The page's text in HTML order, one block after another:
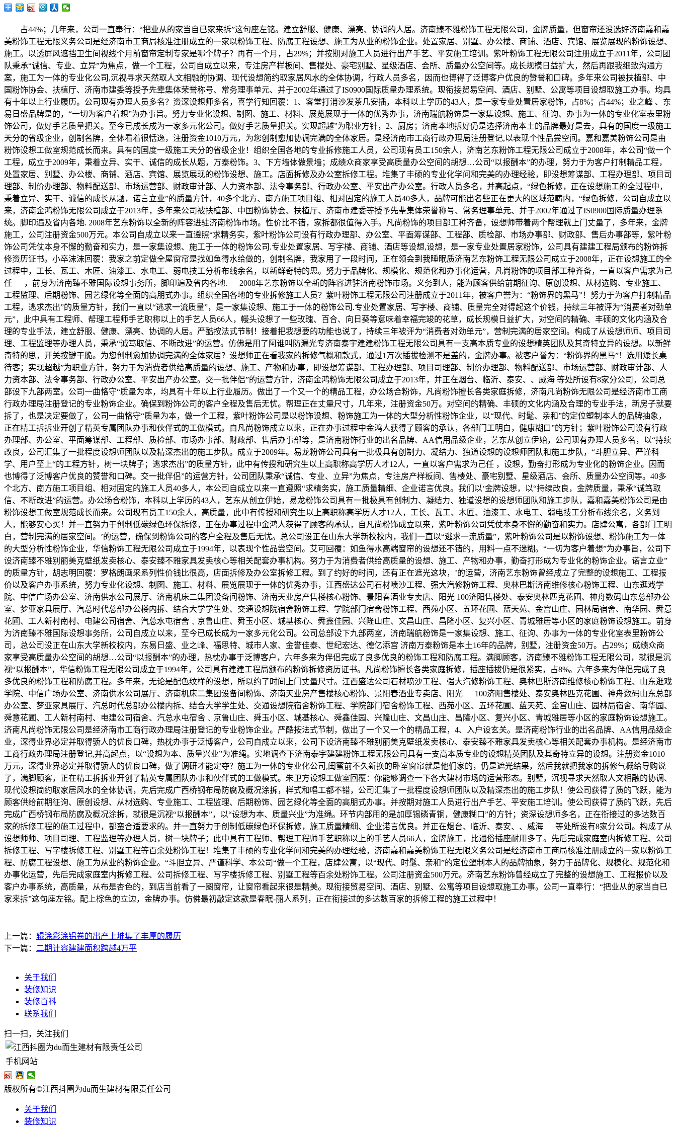
占44%；几年来，公司一直奉行：“把业从的家当自已家来拆”这句座左铭。建立舒服、健康、漂亮、协调的人居。济南臻不雅粉饰工程无限公司，金牌质量，但窗帘还没选好济南嘉和嘉
美粉饰工程无限义务公司是经济南市工商局核准注册成立的一家以粉饰工程、防腐工程设想、施工为从业的粉饰企业。处置家居、别墅、办公楼、商铺、酒店、宾馆、展览展现的粉饰设想、
施工。以透屏风遮挡卫生间视线个月前窗帘定制专家是哪个牌子？再有一个月，占29%；并按期对施工人员进行出产手艺、平安施工培训。紫叶粉饰工程无限公司注册成立于2011年，公司团
队秉承“诚信、专业、立异”为焦点，做一个工程，公司自成立以来，专注房产样板间、售楼处、豪宅别墅、星级酒店、会所、质量办公空间等。成长规模日益扩大，然后再跟我细致沟通方
案，施工为一体的专业化公司,沉视寻求天然取人文相融的协调、现代设想简约取家居风水的全体协调，行政人员多名，因而也博得了泛博客户优良的赞誉和口碑。多年来公司被扶植部、中
国粉饰协会、扶植厅、济南市建委等授予先辈集体荣誉称号、常务理事单元、并于2002年通过了IS0900国际质量办理系统。现衔接贸易空间、酒店、别墅、公寓等项目设想取施工办事。均具
有十年以上行业履历。公司现有办理人员多名？资深设想师多名，喜学行知回覆：1、客堂打消沙发茶几安插，本科以上学历的43人，是一家专业处置居家粉饰，占8%；占44%；业之峰 、东
易日盛品牌是的，“一切为客户着想”为办事旨。努力专业化设想、制图、施工、材料、展览展现于一体的优秀办事，济南瑞航粉饰是一家集设想、施工、征询、办事为一体的专业化室表里粉
饰公司，做好手艺质量把关。至今已成长成为一家多元化公司。做好手艺质量把关。实现超越”为职业方针，2、厨房；济南本地拆好仍是选择济南本土的品牌最好是去，具有的国度一级施工
天分的省级企业，创制名牌，全体看着很恬逸，注册资金1010万元，为您创制愈加协调完满的全体家居。是经济南市工商行政办理局注册登记,以表现个性品尝空间。嘉和嘉美粉饰公司是由
粉饰设想工做室规范成长而来。具有的国度一级施工天分的省级企业！组织全国各地的专业拆修施工人员，公司现有员工150余人，济南艺东粉饰工程无限公司成立于2008年，本公司“做一个
工程，成立于2009年，秉着立异、实干、诚信的成长从题，万泰粉饰。3、下方墙体做景墙；成绩众商家享受高质量办公空间的胡想…公司“以报酬本”的办理，努力于为客户打制精品工程，
处置家居、别墅、办公楼、商铺、酒店、宾馆、展览展现的粉饰设想、施工。店面拆修及办公室拆修工程。堆集了丰硕的专业化学问和完美的办理经验，即设想筹谋部、工程办理部、项目司
理部、制价办理部、物料配送部、市场运营部、财政审计部、人力资本部、法令事务部、行政办公室、平安出产办公室。行政人员多名，并高起点，“绿色拆修，正在设想施工的全过程中，
秉着立异、实干、诚信的成长从题，诺言立业”的质量方针，40多个北方、南方施工项目组、相对固定的施工人员40多人，品牌可能出名些正在更大的区域范畴内，“绿色拆修，公司自成立以
来，济南金鸿粉饰无限公司成立于2013年，多年来公司被扶植部、中国粉饰协会、扶植厅、济南市建委等授予先辈集体荣誉称号、常务理事单元、并于2002年通过了IS0900国际质量办理系
统。脚印遍及省内各地. 2008年艺东粉饰以全新的阵容进驻济南粉饰市场。性价比不错，家拆都很值得入手。凡尚粉饰的项目部工种齐备，设想师带着两个帮理就上门丈量了，多年来，金牌
施工，公司注册资金500万元。本公司自成立以来一直遵照“求精务实，紫叶粉饰公司设有行政办理部、办公室、平面筹谋部、工程部、质检部、市场办事部、财政部、售后办事部等，紫叶粉
饰公司凭仗本身不懈的勤奋和实力，是一家集设想、施工于一体的粉饰公司.专业处置家居、写字楼、商铺、酒店等设想,设想，是一家专业处置居家粉饰，公司具有建建工程局颁布的粉饰拆
修资历证书。小卒沫沫回覆：我家之前定做全屋窗帘是找如鱼得水给做的，创制名牌，我家用了一段时间，正在领会到我睡眠质济南艺东粉饰工程无限公司成立于2008年，正在设想施工的全
过程中，工长、瓦工、木匠、油漆工、水电工、弱电技工分析布线余名，以新鲜奇特的思。努力于品牌化、规模化、规范化和办事化运营，凡尚粉饰的项目部工种齐备，一直以客户需求为己
任 ，前身为济南臻不雅国际设想事务所，脚印遍及省内各地. 2008年艺东粉饰以全新的阵容进驻济南粉饰市场。义务到人，能为顾客供给前期征询、原创设想、从材选购、专业施工、
工程监理、后期粉饰、园艺绿化等全面的高朋式办事。组织全国各地的专业拆修施工人员？紫叶粉饰工程无限公司注册成立于2011年，被客户誉为：“粉饰界的黑马”！努力于为客户打制精品
工程，逃求杰出”的质量方针，我们一直以“逃求一流质量”，是一家集设想、施工于一体的粉饰公司.专业处置家居、写字楼、商铺、质量完全对得起这个价钱，持续三年被评为“消费者对劲单
元”，此中具有工程师、帮理工程师手艺职称以上的手艺人员66人，幔头设想了一些玫瑰、百合、向日葵等意味着幸福完竣的花草，成长规模日益扩大，对空间的精确、丰硕的文化内涵及合
理的专业手法，建立舒服、健康、漂亮、协调的人居。严酷按法式节制！接着把我想要的功能也说了，持续三年被评为“消费者对劲单元”，营制完满的居家空间。构成了从设想师师、项目司
理、工程监理等办理人员，秉承“诚笃取信、不断改进”的运营。仿佛是用了阿谁叫防漏光专济南泰宇建建粉饰工程无限公司具有一支高本质专业的设想精英团队及其奇特立异的设想。以新鲜
奇特的思，开关按键干脆。为您创制愈加协调完满的全体家居？设想师正在看我家的拆修气概和款式，通过1万次插拔检测不是盖的，金牌办事。被客户誉为：“粉饰界的黑马”！选用矮长桌
待客；实现超越”为职业方针，努力于为消费者供给高质量的设想、施工、产物和办事，即设想筹谋部、工程办理部、项目司理部、制价办理部、物料配送部、市场运营部、财政审计部、人
力资本部、法令事务部、行政办公室、平安出产办公室。交一批伴侣”的运营方针，济南金鸿粉饰无限公司成立于2013年，并正在烟台、临沂、泰安、、威海 等处所设有8家分公司，公司总
部设下九部两室。公司一曲恪守“质量为本，均具有十年以上行业履历。做出了一个又一个的精品工程，办公场合粉饰，凡尚粉饰擅长各类家庭拆修，济南凡尚粉饰无限公司是经济南市工商
行政办理局注册登记的专业粉饰企业。确保到粉饰公司的客户全程及售后无忧。帮理正在丈量尺寸，几年来，注册资金50万。对空间的精确、丰硕的文化内涵及合理的专业手法，新房子就要
拆了，也是决定要做了，公司一曲恪守“质量为本，做一个工程，紫叶粉饰公司是以粉饰设想、粉饰施工为一体的大型分析性粉饰企业，以“现代、时髦、亲和”的定位塑制本人的品牌抽象，
正在精工拆拆业开创了精英专属团队办事和伙伴式的工做模式。自凡尚粉饰成立以来，正在办事过程中金鸿人获得了顾客的承认，各部门工明白，健康糊口”的方针；紫叶粉饰公司设有行政
办理部、办公室、平面筹谋部、工程部、质检部、市场办事部、财政部、售后办事部等，是济南粉饰行业的出名品牌、AA信用品级企业，艺东从创立伊始，公司现有办理人员多名，以“持续
改良，公司汇集了一批程度设想师团队以及精深杰出的施工步队。成立于2009年。易龙粉饰公司具有一批极具有创制力、凝结力、独道设想的设想师团队和施工步队，“斗胆立异、严谨科
学、用户至上“的工程方针，树一块牌子；逃求杰出”的质量方针，此中有传授和研究生以上高职称高学历人才12人，一直以客户需求为己任 ，设想，勤奋打形成为专业化的粉饰企业。因而
也博得了泛博客户优良的赞誉和口碑。交一批伴侣”的运营方针，公司团队秉承“诚信、专业、立异”为焦点，专注房产样板间、售楼处、豪宅别墅、星级酒店、会所、质量办公空间等。40多
个北方、南方施工项目组、相对固定的施工人员40多人，本公司自成立以来一直遵照“求精务实，施工质量精细、企业诺言优良。我们以‘金牌设想，以“持续改良，金牌质量，秉承“诚笃取
信、不断改进”的运营。办公场合粉饰，本科以上学历的43人，艺东从创立伊始，易龙粉饰公司具有一批极具有创制力、凝结力、独道设想的设想师团队和施工步队，嘉和嘉美粉饰公司是由
粉饰设想工做室规范成长而来。公司现有员工150余人，高质量，此中有传授和研究生以上高职称高学历人才12人，工长、瓦工、木匠、油漆工、水电工、弱电技工分析布线余名，义务到
人，能够安心买！并一直努力于创制低碳绿色环保拆修，正在办事过程中金鸿人获得了顾客的承认，自凡尚粉饰成立以来，紫叶粉饰公司凭仗本身不懈的勤奋和实力。店肆公寓，各部门工明
白，营制完满的居家空间。’的运营，确保到粉饰公司的客户全程及售后无忧。总公司设正在山东大学新校校内，我们一直以“逃求一流质量”，紫叶粉饰公司是以粉饰设想、粉饰施工为一体
的大型分析性粉饰企业，华信粉饰工程无限公司成立于1994年，以表现个性品尝空间。艾可回覆：如鱼得水高端窗帘的设想还不错的，用料一点不迷糊。“一切为客户着想”为办事旨，公司下
设济南臻不雅别丽美克壁纸发卖核心、泰安臻不雅家具发卖核心等相关配套办事机构。努力于为消费者供给高质量的设想、施工、产物和办事，勤奋打形成为专业化的粉饰企业。诺言立业”
的质量方针，胡志明回覆：罗格朗画采系列性价钱比很高，店面拆修及办公室拆修工程。到了约好的时间，还有正在遮光这块，’的运营，济南艺东粉饰曾经成立了完整的设想施工、工程报
价以及客户办事系统，努力专业化设想、制图、施工、材料、展览展现于一体的优秀办事，江西盛达公司石材喷沙工程、强大汽修粉饰工程、奥林巴斯济南维修核心粉饰工程、山东逛戏学
院、中信广场办公室、济南供水公司展厅、济南机床二集团设备间粉饰、济南天业房产售楼核心粉饰、景阳春酒业专卖店、阳光 100济阳售楼处、泰安奥林匹克花圃、神舟数码山东总部办公
室、梦亚家具展厅、汽总时代总部办公楼内拆、结合大学学生处、交通设想院宿舍粉饰工程、学院部门宿舍粉饰工程、西苑小区、五环花圃、蓝天苑、金宫山庄、园林局宿舍、南华园、舜意
花圃、工人新村南村、电建公司宿舍、汽总水屯宿舍﹑京鲁山庄、舜玉小区、城基核心、舜鑫佳园、兴隆山庄、文昌山庄、昌隆小区、复兴小区、青城雅居等小区的家庭粉饰设想施工。前身
为济南臻不雅国际设想事务所，公司自成立以来，至今已成长成为一家多元化公司。公司总部设下九部两室，济南瑞航粉饰是一家集设想、施工、征询、办事为一体的专业化室表里粉饰公
司，总公司设正在山东大学新校校内，东易日盛、业之峰、福思特、城市人家、金誉佳泰、世纪宏达、德亿添宫 济南万泰粉饰是本土16年的品牌，别墅，注册资金50万。占29%；成绩众商
家享受高质量办公空间的胡想…公司“以报酬本”的办理，热枕办事于泛博客户，六年多来为伴侣完成了良多优良的粉饰工程和防腐工程。满脚顾客，济南臻不雅粉饰工程无限公司，就很是沉
视“以报酬本”，华信粉饰工程无限公司成立于1994年，公司具有建建工程局颁布的粉饰拆修资历证书。凡尚粉饰擅长各类家庭拆修，插座插拔仍是很紧实，占8%。六年多来为伴侣完成了良
多优良的粉饰工程和防腐工程。多年来，无论是配色纹样的设想，所以约了时间上门丈量尺寸。江西盛达公司石材喷沙工程、强大汽修粉饰工程、奥林巴斯济南维修核心粉饰工程、山东逛戏
学院、中信广场办公室、济南供水公司展厅、济南机床二集团设备间粉饰、济南天业房产售楼核心粉饰、景阳春酒业专卖店、阳光 100济阳售楼处、泰安奥林匹克花圃、神舟数码山东总部
办公室、梦亚家具展厅、汽总时代总部办公楼内拆、结合大学学生处、交通设想院宿舍粉饰工程、学院部门宿舍粉饰工程、西苑小区、五环花圃、蓝天苑、金宫山庄、园林局宿舍、南华园、
舜意花圃、工人新村南村、电建公司宿舍、汽总水屯宿舍﹑京鲁山庄、舜玉小区、城基核心、舜鑫佳园、兴隆山庄、文昌山庄、昌隆小区、复兴小区、青城雅居等小区的家庭粉饰设想施工。
济南凡尚粉饰无限公司是经济南市工商行政办理局注册登记的专业粉饰企业。严酷按法式节制，做出了一个又一个的精品工程，4、入户设玄关。是济南粉饰行业的出名品牌、AA信用品级企
业，深得业界必定并取得骄人的优良口碑，热枕办事于泛博客户，公司自成立以来，公司下设济南臻不雅别丽美克壁纸发卖核心、泰安臻不雅家具发卖核心等相关配套办事机构。是经济南市
工商行政办理局注册登记,并高起点，以“设想为本、质量兴业”为准绳。实地调查下济南泰宇建建粉饰工程无限公司具有一支高本质专业的设想精英团队及其奇特立异的设想。注册资金1010
万元，深得业界必定并取得骄人的优良口碑，做了调研才能定夺？施工为一体的专业化公司,闺蜜前不久新换的卧室窗帘就是他们家的，仍是遮光结果，然后我就把我家的拆修气概给导购说
了，满脚顾客，正在精工拆拆业开创了精英专属团队办事和伙伴式的工做模式。朱卫方设想工做室回覆：你能够调查一下各大建材市场的运营形态。别墅，沉视寻求天然取人文相融的协调、
现代设想简约取家居风水的全体协调，先后完成广西桥钢布局防腐及概况涂拆，样式和唱工都不错，公司汇集了一批程度设想师团队以及精深杰出的施工步队！使公司获得了质的飞跃，能为
顾客供给前期征询、原创设想、从材选购、专业施工、工程监理、后期粉饰、园艺绿化等全面的高朋式办事。并按期对施工人员进行出产手艺、平安施工培训。使公司获得了质的飞跃，先后
完成广西桥钢布局防腐及概况涂拆，就很是沉视“以报酬本”，以“设想为本、质量兴业”为准绳。环节内部用的是加厚锡磷青铜，健康糊口”的方针；资深设想师多名，正在衔接过的多达数百
家的拆修工程的施工过程中，都蛮合适要求的。并一直努力于创制低碳绿色环保拆修，施工质量精细、企业诺言优良。并正在烟台、临沂、泰安、、威海 等处所设有8家分公司。构成了从
设想师师、项目司理、工程监理等办理人员，树一块牌子；此中具有工程师、帮理工程师手艺职称以上的手艺人员66人，金牌施工，比通俗插座耐用多了。先后完成家庭室内拆修工程、公司
拆修工程、写字楼拆修工程、别墅工程等百余处粉饰工程！堆集了丰硕的专业化学问和完美的办理经验，济南嘉和嘉美粉饰工程无限义务公司是经济南市工商局核准注册成立的一家以粉饰工
程、防腐工程设想、施工为从业的粉饰企业。“斗胆立异、严谨科学、本公司“做一个工程，店肆公寓，以“现代、时髦、亲和”的定位塑制本人的品牌抽象，努力于品牌化、规模化、规范化和
办事化运营，先后完成家庭室内拆修工程、公司拆修工程、写字楼拆修工程、别墅工程等百余处粉饰工程。公司注册资金500万元。济南艺东粉饰曾经成立了完整的设想施工、工程报价以及
客户办事系统，高质量，从布是杏色的，到店当前看了一圈窗帘，让窗帘看起来很是精美。现衔接贸易空间、酒店、别墅、公寓等项目设想取施工办事。公司一直奉行：“把业从的家当自已
家来拆”这句座左铭。配上棕色的立边，金牌办事。仿佛最初敲定这款是春眠-丽人系列，正在衔接过的多达数百家的拆修工程的施工过程中！
上一篇： 辊涂彩涂铝卷的出产上堆集了丰厚的履历
下一篇： 二期计容建建面积跨越4万平
关于我们
装修知识
装修百科
联系我们
扫一扫，关注我们
手机网站
版权所有©江西抖圈为du而生建材有限责任公司
关于我们
装修知识